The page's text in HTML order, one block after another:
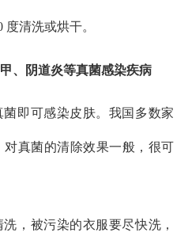
清洗或烘干。
、阴道炎等真菌感染疾病
即可感染皮肤。我国多数家
真菌的清除效果一般，很可
，被污染的衣服要尽快洗，